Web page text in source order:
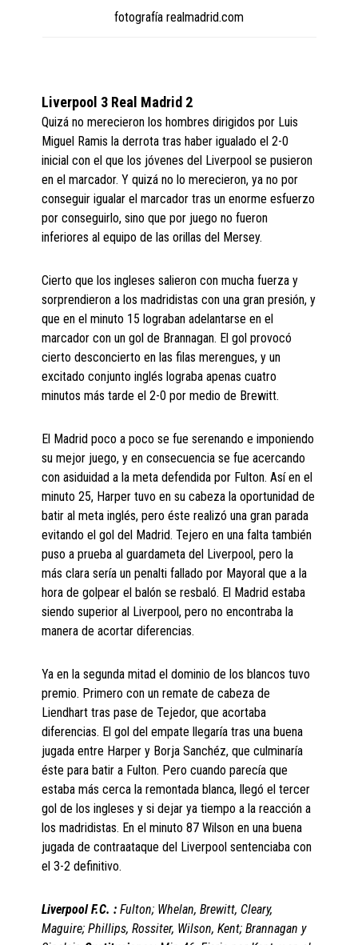
fotografía realmadrid.com
Liverpool 3 Real Madrid 2
Quizá no merecieron los hombres dirigidos por Luis
Miguel Ramis la derrota tras haber igualado el 2-0
inicial con el que los jóvenes del Liverpool se pusieron
en el marcador. Y quizá no lo merecieron, ya no por
conseguir igualar el marcador tras un enorme esfuerzo
por conseguirlo, sino que por juego no fueron
inferiores al equipo de las orillas del Mersey.
Cierto que los ingleses salieron con mucha fuerza y
sorprendieron a los madridistas con una gran presión, y
que en el minuto 15 lograban adelantarse en el
marcador con un gol de Brannagan. El gol provocó
cierto desconcierto en las filas merengues, y un
excitado conjunto inglés lograba apenas cuatro
minutos más tarde el 2-0 por medio de Brewitt.
El Madrid poco a poco se fue serenando e imponiendo
su mejor juego, y en consecuencia se fue acercando
con asiduidad a la meta defendida por Fulton. Así en el
minuto 25, Harper tuvo en su cabeza la oportunidad de
batir al meta inglés, pero éste realizó una gran parada
evitando el gol del Madrid. Tejero en una falta también
puso a prueba al guardameta del Liverpool, pero la
más clara sería un penalti fallado por Mayoral que a la
hora de golpear el balón se resbaló. El Madrid estaba
siendo superior al Liverpool, pero no encontraba la
manera de acortar diferencias.
Ya en la segunda mitad el dominio de los blancos tuvo
premio. Primero con un remate de cabeza de
Liendhart tras pase de Tejedor, que acortaba
diferencias. El gol del empate llegaría tras una buena
jugada entre Harper y Borja Sanchéz, que culminaría
éste para batir a Fulton. Pero cuando parecía que
estaba más cerca la remontada blanca, llegó el tercer
gol de los ingleses y si dejar ya tiempo a la reacción a
los madridistas. En el minuto 87 Wilson en una buena
jugada de contraataque del Liverpool sentenciaba con
el 3-2 definitivo.
Liverpool F.C. :Fulton; Whelan, Brewitt, Cleary,
Maguire; Phillips, Rossiter, Wilson, Kent; Brannagan y